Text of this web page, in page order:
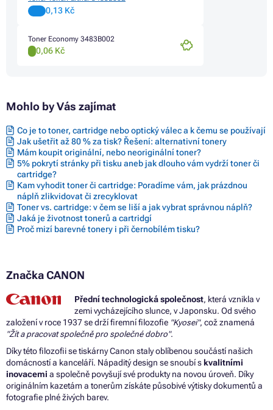
0,13 Kč
Toner Economy 3483B002
0,06 Kč
Mohlo by Vás zajímat
Co je to toner, cartridge nebo optický válec a k čemu se používají
Jak ušetřit až 80 % za tisk? Řešení: alternativní tonery
Mám koupit originální, nebo neoriginální toner?
5% pokrytí stránky při tisku aneb jak dlouho vám vydrží toner či
cartridge?
Kam vyhodit toner či cartridge: Poradíme vám, jak prázdnou
náplň zlikvidovat či zrecyklovat
Toner vs. cartridge: v čem se liší a jak vybrat správnou náplň?
Jaká je životnost tonerů a cartridgí
Proč mizí barevné tonery i při černobílém tisku?
Značka CANON
Přední technologická společnost, která vznikla v
zemi vycházejícího slunce, v Japonsku. Od svého
založení v roce 1937 se drží firemní filozofie "Kyosei", což znamená
"Žít a pracovat společně pro společné dobro".
Díky této filozofii se tiskárny Canon staly oblíbenou součástí našich
domácností a kanceláří. Nápaditý design se snoubí s kvalitními
inovacemi a společně povyšují své produkty na novou úroveň. Díky
originálním kazetám a tonerům získáte působivé výtisky dokumentů a
fotografie plné živých barev.